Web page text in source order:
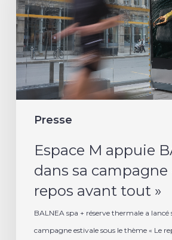
Presse
BALNEA
dans
sa
campagne
Le
avant
Espace M appuie
dans sa campagne
repos avant tout »
BALNEA spa + réserve thermale a lancé
campagne estivale sous le thème « Le